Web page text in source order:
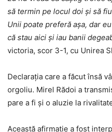
să termin pe locul doi și să
Unii poate preferă așa, dar
că stau aici și iau banii
victoria, scor 3-1, cu Unirea
Declarația care a făcut însă
orgoliu. Mirel Rădoi a
pare a fi și o aluzie la
Această afirmație a fost